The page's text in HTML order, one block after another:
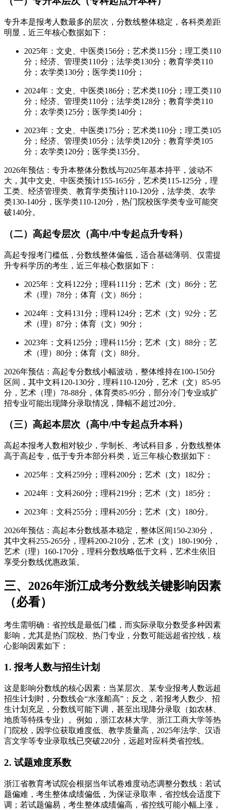
专升本是报考人数最多的层次，分数线整体稳定，各科类差距
明显，近三年核心数据如下：
2025年：文史、中医类156分；艺术类115分；理工类110
分；经济、管理类110分；法学类130分；教育学类110
分；农学类130分；医学类110分；
2024年：文史、中医类186分；艺术类110分；理工类110
分；经济、管理类110分；法学类128分；教育学类110
分；农学类125分；医学类140分；
2023年：文史、中医类175分；艺术类110分；理工类105
分；经济、管理类105分；法学类120分；教育学类105
分；农学类120分；医学类135分。
2026年预估：专升本整体分数线与2025年基本持平，波动不
大，其中文史、中医类预计155-165分，艺术类115-125分，理
工类、经济管理类、教育学类预计110-120分，法学类、农学
类130-140分，医学类110-120分，热门院校医学类专业可能突
破140分。
（二）高起专层次（高中/中专起点升专科）
高起专报考门槛低，分数线整体偏低，适合基础薄弱、仅需提
升专科学历的考生，近三年核心数据如下：
2025年：文科122分；理科111分；艺术（文）86分；艺
术（理）78分；体育（文）86分；
2024年：文科131分；理科124分；艺术（文）92分；艺
术（理）87分；体育（文）90分；
2023年：文科125分；理科115分；艺术（文）88分；艺
术（理）80分；体育（文）88分。
2026年预估：高起专分数线小幅波动，整体维持在100-150分
区间，其中文科120-130分，理科110-120分，艺术（文）85-95
分，艺术（理）78-88分，体育类85-95分，部分冷门专业或扩
招专业可能出现降分录取情况，降幅不超过20分。
（三）高起本层次（高中/中专起点升本科）
高起本报考人数相对较少，学制长、考试科目多，分数线整体
高于高起专，低于专升本部分科类，近三年核心数据如下：
2025年：文科259分；理科200分；艺术（文）182分；
2024年：文科260分；理科219分；艺术（文）185分；
2023年：文科255分；理科205分；艺术（文）180分。
2026年预估：高起本分数线基本稳定，整体区间150-230分，
其中文科255-265分，理科200-210分，艺术（文）180-190分，
艺术（理）160-170分，理科分数线略低于文科，艺术生依旧
享受分数线优惠政策。
三、2026年浙江成考分数线关键影响因素
（必看）
考生需明确：省控线是最低门槛，而实际录取分数受多种因素
影响，尤其是热门院校、热门专业，分数可能远超省控线，核
心影响因素如下：
1. 报考人数与招生计划
这是影响分数线的核心因素：当某层次、某专业报考人数远超
招生计划时，分数线会“水涨船高”；反之，若报考人数少、招
生计划充足，分数线可能下调，甚至出现降分录取（如农林、
地质等特殊专业）。例如，浙江农林大学、浙江工商大学等热
门院校，因学位获取难度低、教学质量高，2025年法学、汉语
言文学等专业录取线已突破220分，远超对应科类省控线。
2. 试题难度系数
浙江省教育考试院会根据当年试卷难度动态调整分数线：若试
题偏难，考生整体成绩偏低，为保证录取率，省控线会适度下
调；若试题偏易，考生整体成绩偏高，省控线可能小幅上涨，